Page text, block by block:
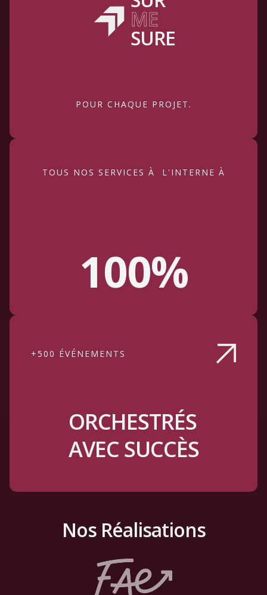
ME
SURE
POUR CHAQUE PROJET.
TOUS NOS SERVICES À L'INTERNE À
100%
+500 ÉVÉNEMENTS
ORCHESTRÉS
AVEC SUCCÈS
Nos Réalisations